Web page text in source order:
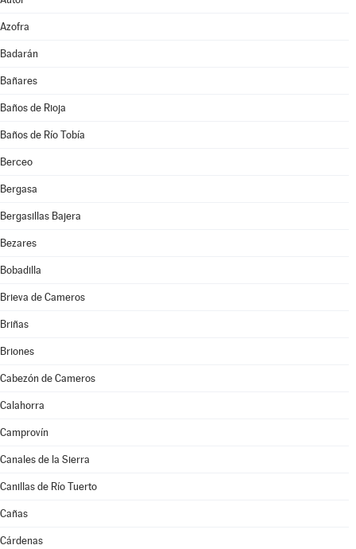
Azofra
Badarán
Bañares
Baños de Rioja
Baños de Río Tobía
Berceo
Bergasa
Bergasillas Bajera
Bezares
Bobadilla
Brieva de Cameros
Briñas
Briones
Cabezón de Cameros
Calahorra
Camprovín
Canales de la Sierra
Canillas de Río Tuerto
Cañas
Cárdenas